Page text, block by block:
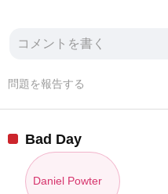
問題を報告する
Bad Day
Daniel Powter